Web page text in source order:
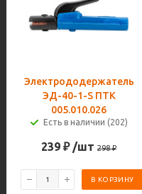
Электрододержатель
ЭД-40-1-S ПТК
005.010.026
Есть в наличии (202)
239 ₽ /шт 298₽
В КОРЗИНУ